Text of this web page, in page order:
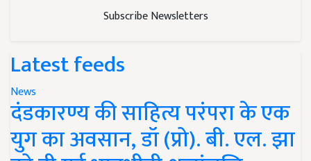
Subscribe Newsletters
Latest feeds
News
दंडकारण्य की साहित्य परंपरा के एक
युग का अवसान, डॉ (प्रो). बी. एल. झा